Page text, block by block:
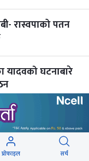
रास्वपाको पतन
यादवको घटनाबारे
प्रोफाइल सर्च